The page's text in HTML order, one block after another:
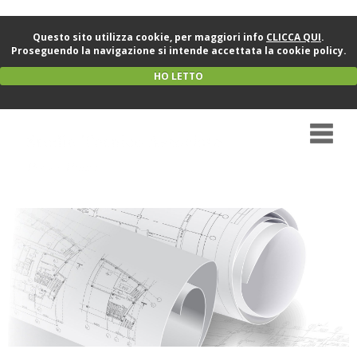
Questo sito utilizza cookie, per maggiori info CLICCA QUI.
Proseguendo la navigazione si intende accettata la cookie policy.
HO LETTO